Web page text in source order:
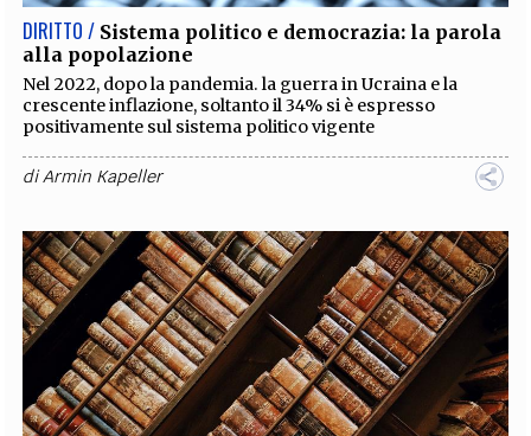
DIRITTO / Sistema politico e democrazia: la parola
alla popolazione
Nel 2022, dopo la pandemia. la guerra in Ucraina e la
crescente inflazione, soltanto il 34% si è espresso
positivamente sul sistema politico vigente
diArmin Kapeller